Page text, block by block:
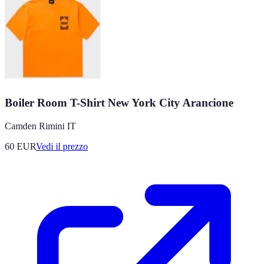
Boiler Room T-Shirt New York City Arancione
Camden Rimini IT
60 EURVedi il prezzo